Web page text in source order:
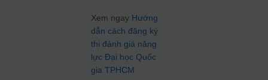
Xem ngay Hướng
dẫn cách đăng ký
thi đánh giá năng
lực Đại học Quốc
gia TPHCM